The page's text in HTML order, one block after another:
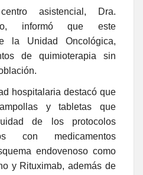
asistencial, Dra.
informó que este
la Unidad Oncológica,
de quimioterapia sin
hospitalaria destacó que
y tabletas que
de los protocolos
con medicamentos
endovenoso como
y Rituximab, además de